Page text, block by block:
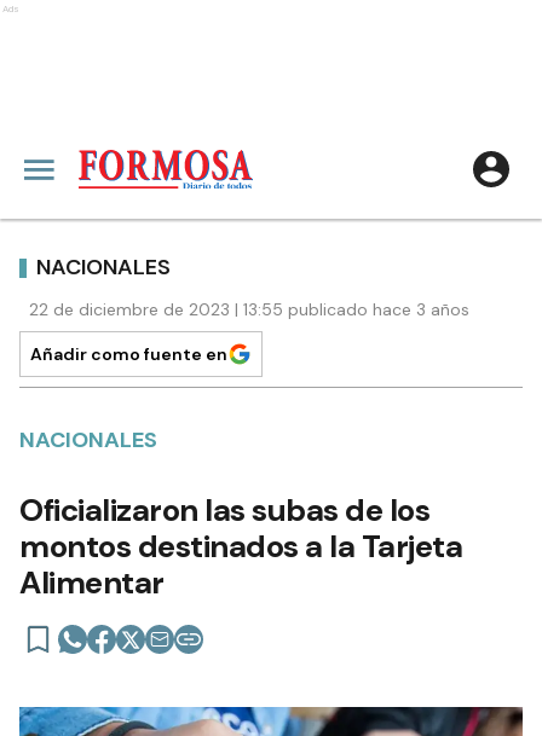
Ads
NACIONALES
22 de diciembre de 2023 | 13:55 publicado hace 3 años
Añadir como fuente en
NACIONALES
Oficializaron las subas de los
montos destinados a la Tarjeta
Alimentar